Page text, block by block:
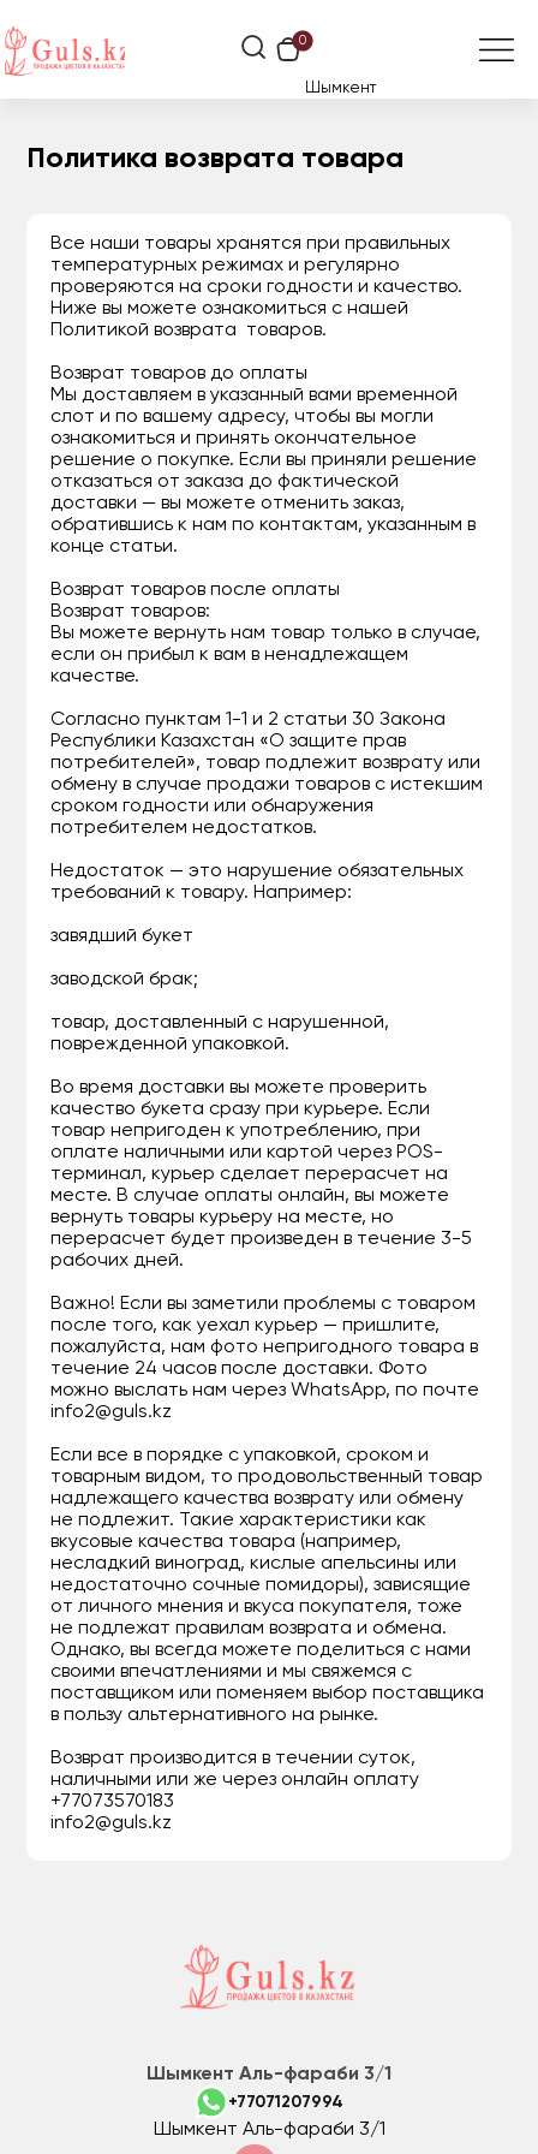
0
Шымкент
Политика возврата товара
Все наши товары хранятся при правильных
температурных режимах и регулярно
проверяются на сроки годности и качество.
Ниже вы можете ознакомиться с нашей
Политикой возврата товаров.
Возврат товаров до оплаты
Мы доставляем в указанный вами временной
слот и по вашему адресу, чтобы вы могли
ознакомиться и принять окончательное
решение о покупке. Если вы приняли решение
отказаться от заказа до фактической
доставки — вы можете отменить заказ,
обратившись к нам по контактам, указанным в
конце статьи.
Возврат товаров после оплаты
Возврат товаров:
Вы можете вернуть нам товар только в случае,
если он прибыл к вам в ненадлежащем
качестве.
Согласно пунктам 1-1 и 2 статьи 30 Закона
Республики Казахстан «О защите прав
потребителей», товар подлежит возврату или
обмену в случае продажи товаров с истекшим
сроком годности или обнаружения
потребителем недостатков.
Недостаток — это нарушение обязательных
требований к товару. Например:
завядший букет
заводской брак;
товар, доставленный с нарушенной,
поврежденной упаковкой.
Во время доставки вы можете проверить
качество букета сразу при курьере. Если
товар непригоден к употреблению, при
оплате наличными или картой через POS-
терминал, курьер сделает перерасчет на
месте. В случае оплаты онлайн, вы можете
вернуть товары курьеру на месте, но
перерасчет будет произведен в течение 3-5
рабочих дней.
Важно! Если вы заметили проблемы с товаром
после того, как уехал курьер — пришлите,
пожалуйста, нам фото непригодного товара в
течение 24 часов после доставки. Фото
можно выслать нам через WhatsApp, по почте
info2@guls.kz
Если все в порядке с упаковкой, сроком и
товарным видом, то продовольственный товар
надлежащего качества возврату или обмену
не подлежит. Такие характеристики как
вкусовые качества товара (например,
несладкий виноград, кислые апельсины или
недостаточно сочные помидоры), зависящие
от личного мнения и вкуса покупателя, тоже
не подлежат правилам возврата и обмена.
Однако, вы всегда можете поделиться с нами
своими впечатлениями и мы свяжемся с
поставщиком или поменяем выбор поставщика
в пользу альтернативного на рынке.
Возврат производится в течении суток,
наличными или же через онлайн оплату
+77073570183
info2@guls.kz
Шымкент Аль-фараби 3/1
+77071207994
Шымкент Аль-фараби 3/1